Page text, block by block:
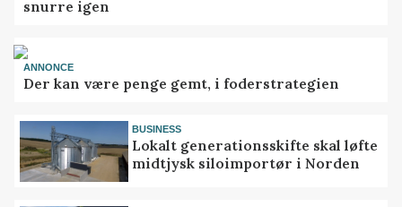
snurre igen
ANNONCE
Der kan være penge gemt, i foderstrategien
BUSINESS
Lokalt generationsskifte skal løfte
midtjysk siloimportør i Norden